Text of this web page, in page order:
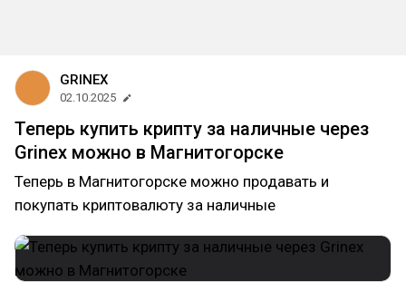
GRINEX
02.10.2025
Теперь купить крипту за наличные через
Grinex можно в Магнитогорске
Теперь в Магнитогорске можно продавать и
покупать криптовалюту за наличные